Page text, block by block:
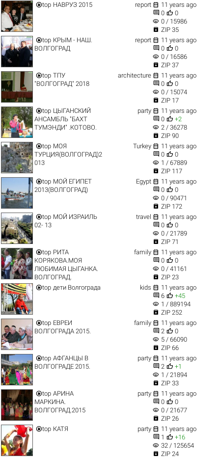
top НАВРУЗ 2015 report  11 years ago
 0  0
visibility 0 / 15986
 ZIP 35
top КРЫМ - НАШ.
ВОЛГОГРАД
report  11 years ago
 0  0
visibility 0 / 16586
 ZIP 37
top ТПУ
"ВОЛГОГРАД" 2018
architecture  11 years ago
 0  0
visibility 0 / 15074
 ZIP 17
top ЦЫГАНСКИЙ
АНСАМБЛЬ "БАХТ
ТУМЭНДИ" .КОТОВО.
party  11 years ago
 0  +2
visibility 2 / 36278
 ZIP 90
top МОЯ
ТУРЦИЯ(ВОЛГОГРАД)2
013
Turkey  11 years ago
 0  0
visibility 1 / 67889
 ZIP 117
top МОЙ ЕГИПЕТ
2013(ВОЛГОГРАД)
Egypt  11 years ago
 0  0
visibility 0 / 90471
 ZIP 172
top МОЙ ИЗРАИЛЬ
02- 13
travel  11 years ago
 0  0
visibility 0 / 21789
 ZIP 71
top РИТА
КОРЯКОВА.МОЯ
ЛЮБИМАЯ ЦЫГАНКА.
ВОЛГОГРАД.
family  11 years ago
 0  0
visibility 0 / 41161
 ZIP 23
top дети Волгограда kids  11 years ago
 6  +45
visibility 1 / 889194
 ZIP 252
top ЕВРЕИ
ВОЛГОГРАДА 2015.
family  11 years ago
 2  0
visibility 5 / 66090
 ZIP 66
top АФГАНЦЫ В
ВОЛГОГРАДЕ 2015.
party  11 years ago
 2  +1
visibility 1 / 21894
 ZIP 33
top АРИНА
МАРКИНА.
ВОЛГОГРАД.2015
party  11 years ago
 0  0
visibility 0 / 21677
 ZIP 26
top КАТЯ party  11 years ago
 1  +16
visibility 32 / 125654
 ZIP 24